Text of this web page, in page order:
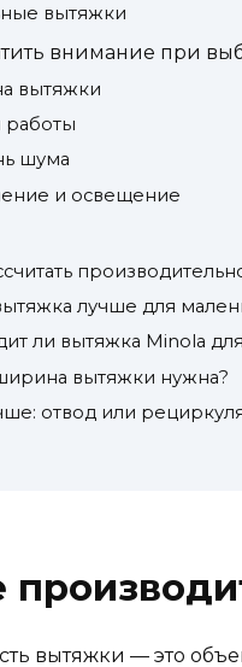
вытяжки
внимание при
вытяжки
шума
и освещение
лучше для
ли вытяжка Minola
вытяжки нужна?
отвод или
вытяжки — это